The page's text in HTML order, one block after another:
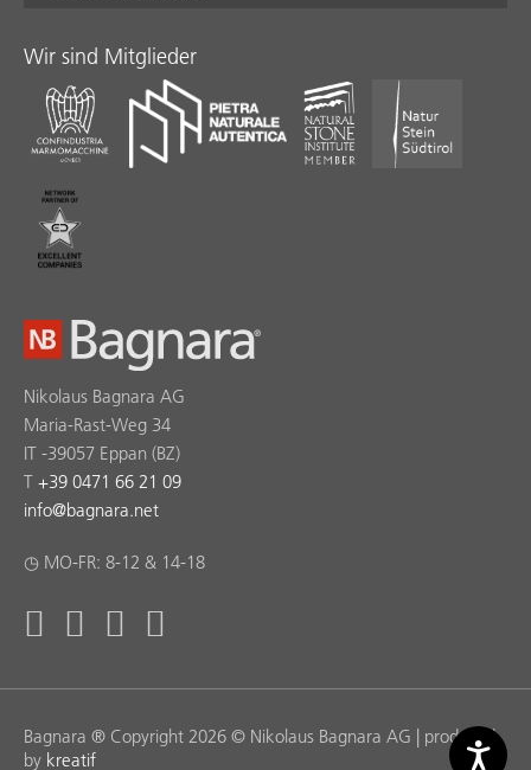
Wir sind Mitglieder
Nikolaus Bagnara AG
Maria-Rast-Weg 34
IT -39057 Eppan (BZ)
T +39 0471 66 21 09
info@bagnara.net
◷ MO-FR: 8-12 & 14-18
Bagnara ® Copyright 2026 © Nikolaus Bagnara AG | produced
by kreatif